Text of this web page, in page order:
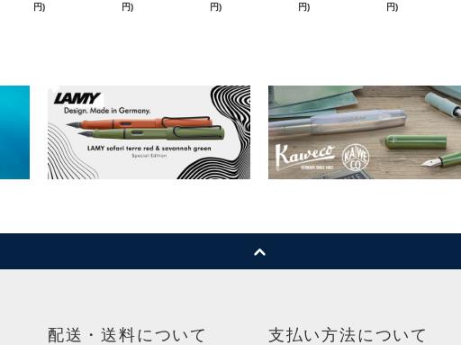
円)
円)
円)
円)
円)
配送・送料について 支払い方法について